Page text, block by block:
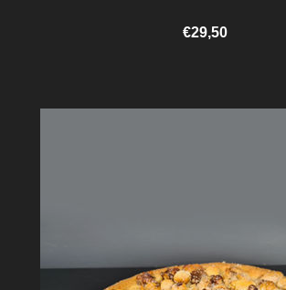
€29,50